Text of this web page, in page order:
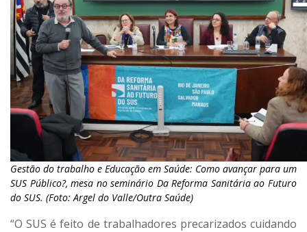
Gestão do trabalho e Educação em Saúde: Como avançar para um
SUS Público?, mesa no seminário Da Reforma Sanitária ao Futuro
do SUS. (Foto: Argel do Valle/Outra Saúde)
“O SUS é feito de trabalhadores precarizados cuidando